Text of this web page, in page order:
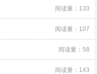
阅读量：133
阅读量：107
阅读量：58
阅读量：143